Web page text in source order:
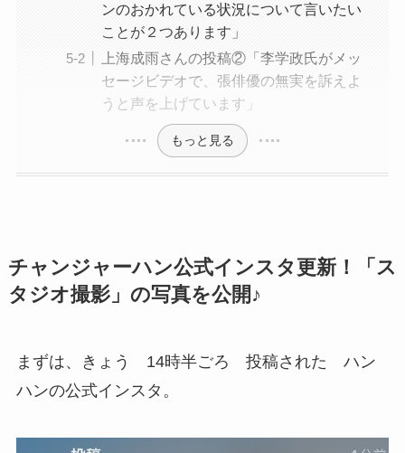
ンのおかれている状況について言いたい
ことが２つあります」
上海成雨さんの投稿②「李学政氏がメッ
セージビデオで、張俳優の無実を訴えよ
うと声を上げています」
もっと見る
チャンジャーハン公式インスタ更新！「ス
タジオ撮影」の写真を公開♪
まずは、きょう 14時半ごろ 投稿された ハン
ハンの公式インスタ。